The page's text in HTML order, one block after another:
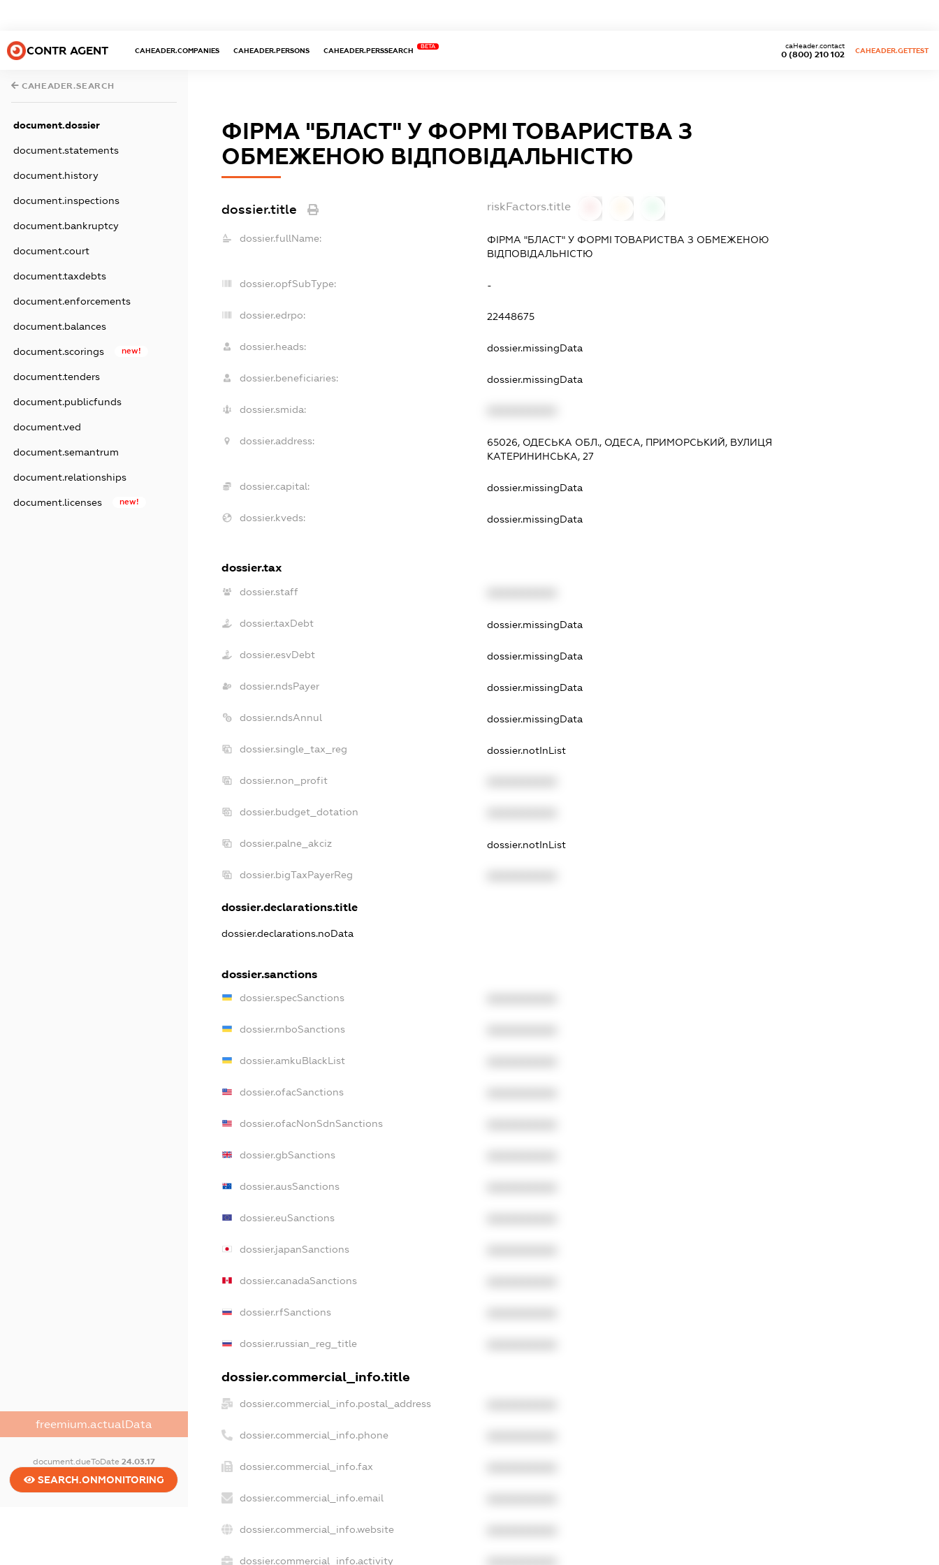
CONTR AGENT CAHEADER.COMPANIES CAHEADER.PERSONS CAHEADER.PERSSEARCH
BETA
0 (800) 210 102
caHeader.contact
CAHEADER.GETTEST
CAHEADER.SEARCH
document.dossier
document.statements
document.history
document.inspections
document.bankruptcy
document.court
document.taxdebts
document.enforcements
document.balances
document.scorings new!
document.tenders
document.publicfunds
document.ved
document.semantrum
document.relationships
document.licenses new!
freemium.actualData
document.dueToDate 24.03.17
SEARCH.ONMONITORING
ФІРМА "БЛАСТ" У ФОРМІ ТОВАРИСТВА З
ОБМЕЖЕНОЮ ВІДПОВІДАЛЬНІСТЮ
dossier.title riskFactors.title
dossier.fullName:
ФІРМА "БЛАСТ" У ФОРМІ ТОВАРИСТВА З ОБМЕЖЕНОЮ
ВІДПОВІДАЛЬНІСТЮ
dossier.opfSubType: -
dossier.edrpo: 22448675
dossier.heads: dossier.missingData
dossier.beneficiaries: dossier.missingData
dossier.smida:
dossier.address:
65026, ОДЕСЬКА ОБЛ., ОДЕСА, ПРИМОРСЬКИЙ, ВУЛИЦЯ
КАТЕРИНИНСЬКА, 27
dossier.capital: dossier.missingData
dossier.kveds: dossier.missingData
dossier.tax
dossier.staff
dossier.taxDebt dossier.missingData
dossier.esvDebt dossier.missingData
dossier.ndsPayer dossier.missingData
dossier.ndsAnnul dossier.missingData
dossier.single_tax_reg dossier.notInList
dossier.non_profit
dossier.budget_dotation
dossier.palne_akciz dossier.notInList
dossier.bigTaxPayerReg
dossier.declarations.title
dossier.declarations.noData
dossier.sanctions
dossier.specSanctions
dossier.rnboSanctions
dossier.amkuBlackList
dossier.ofacSanctions
dossier.ofacNonSdnSanctions
dossier.gbSanctions
dossier.ausSanctions
dossier.euSanctions
dossier.japanSanctions
dossier.canadaSanctions
dossier.rfSanctions
dossier.russian_reg_title
dossier.commercial_info.title
dossier.commercial_info.postal_address
dossier.commercial_info.phone
dossier.commercial_info.fax
dossier.commercial_info.email
dossier.commercial_info.website
dossier.commercial_info.activity